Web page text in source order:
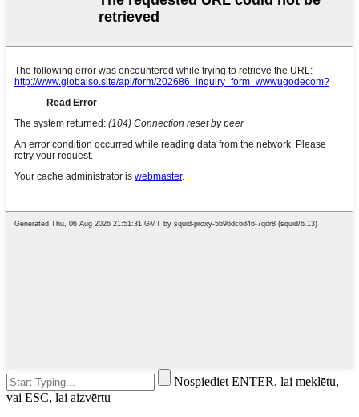
Nospiediet ENTER, lai meklētu,
vai ESC, lai aizvērtu